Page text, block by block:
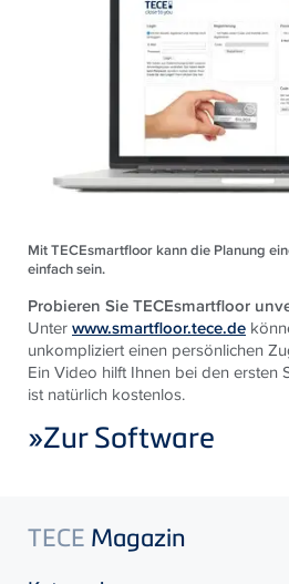
Mit TECEsmartfloor kann die Planung
einfach sein.
Probieren Sie TECEsmartfloor
Unterwww.smartfloor.tece.de
unkompliziert einen persönlichen
Ein Video hilft Ihnen bei den ersten
ist natürlich kostenlos.
»Zur Software
TECE Magazin